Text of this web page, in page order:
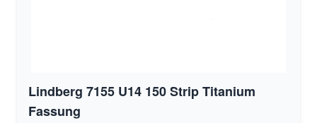
Lindberg 7155 U14 150 Strip Titanium
Fassung